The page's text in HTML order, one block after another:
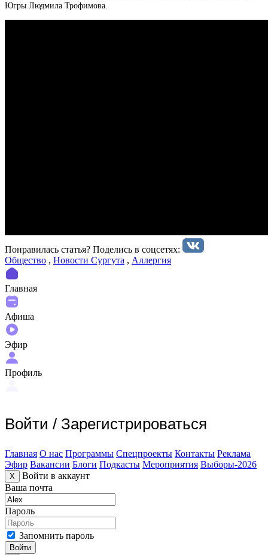
Югры Людмила Трофимова.
Понравилась статья? Поделиcь в соцсетях:
Общество , Новости Сургута , Аллергия
Главная
Афиша
Эфир
Профиль
Войти / Зарегистрироваться
Главная О нас Программы Спецпроекты Контакты Реклама
Эфир Вакансии Блоги Подкасты Мероприятия Выборы-2026
X
Войти в аккаунт
Ваша почта
Пароль
Запомнить пароль
Войти